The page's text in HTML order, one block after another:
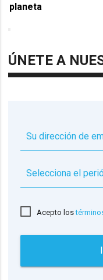
planeta
ÚNETE A
Acepto los